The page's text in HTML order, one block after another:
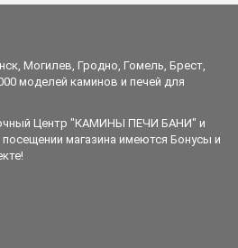
Могилев, Гродно, Гомель, Брест,
моделей каминов и печей для
Центр "КАМИНЫ ПЕЧИ БАНИ" и
магазина имеются Бонусы и